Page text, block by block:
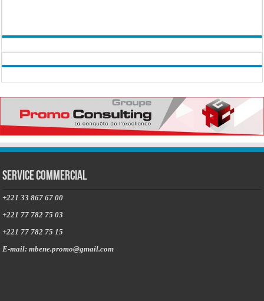
Service commercial
+221 33 867 67 00
+221 77 782 75 03
+221 77 782 75 15
E-mail: mbene.promo@gmail.com